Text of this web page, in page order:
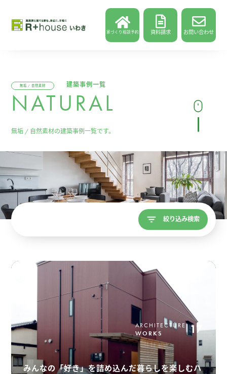
家づくり相談予約 資料請求 お問い合わせ
無垢 / 自然素材 建築事例一覧
NATURAL
無垢 / 自然素材の建築事例一覧です。
絞り込み検索
ARCHITECTURE
WORKS
17
みんなの「好き」を詰め込んだ暮らしを楽しむハ